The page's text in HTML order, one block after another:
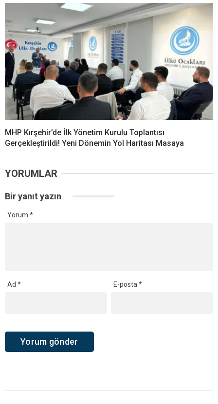
MHP Kırşehir’de İlk Yönetim Kurulu Toplantısı
Gerçekleştirildi! Yeni Dönemin Yol Haritası Masaya
YORUMLAR
Bir yanıt yazın
Yorum *
Ad * E-posta*